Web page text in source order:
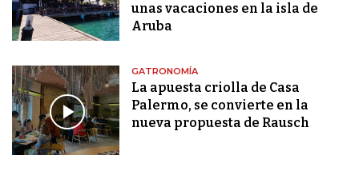
unas vacaciones en la isla de
Aruba
GATRONOMÍA
La apuesta criolla de Casa
Palermo, se convierte en la
nueva propuesta de Rausch